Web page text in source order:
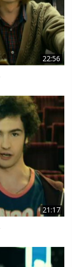
22:56
21:17